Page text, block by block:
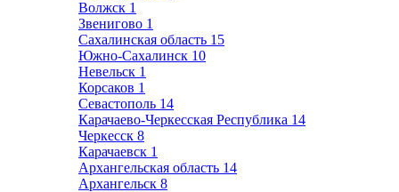
Волжск 1
Звенигово 1
Сахалинская область 15
Южно-Сахалинск 10
Невельск 1
Корсаков 1
Севастополь 14
Карачаево-Черкесская Республика 14
Черкесск 8
Карачаевск 1
Архангельская область 14
Архангельск 8